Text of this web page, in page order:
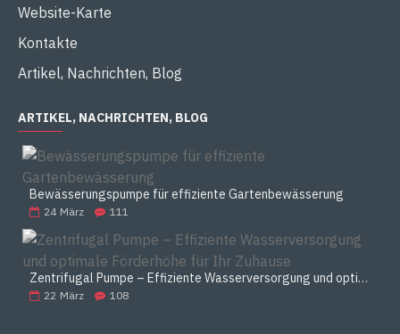
Website-Karte
Kontakte
Artikel, Nachrichten, Blog
ARTIKEL, NACHRICHTEN, BLOG
Bewässerungspumpe für effiziente Gartenbewässerung
24 März 111
Zentrifugal Pumpe – Effiziente Wasserversorgung und optimale Förderhöhe für Ihr Zuhause
22 März 108